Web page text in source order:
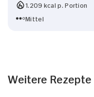
1.209 kcal p. Portion
Mittel
Weitere Rezepte